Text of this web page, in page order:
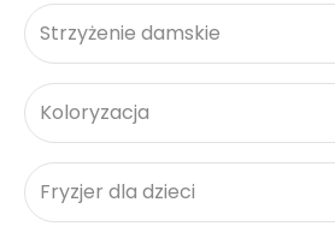
Strzyżenie damskie
Koloryzacja
Fryzjer dla dzieci